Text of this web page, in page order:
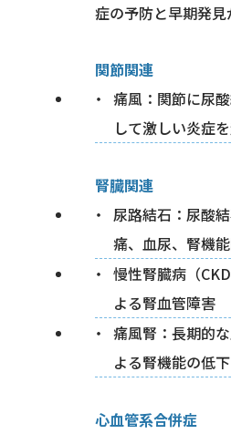
症の予防と早期発見
関節関連
痛風：関節に尿
して激しい炎症
腎臓関連
尿路結石：尿酸
痛、血尿、腎機
慢性腎臓病（
よる腎血管障害
痛風腎：長期的
よる腎機能の低下
心血管系合併症